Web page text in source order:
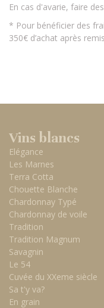
En cas d'avarie, faire
* Pour bénéficier des
350€ d’achat après
Vins blancs
Elégance
Les Marnes
Terra Cotta
Chouette Blanche
Chardonnay Typé
Chardonnay de voile
Tradition
Tradition Magnum
Savagnin
Le 54
Cuvée du XXeme siècle
Sa t'y va?
En grain